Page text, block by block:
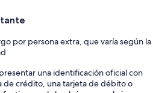
por persona extra, que varía según la
una identificación oficial con
de crédito, una tarjeta de débito o